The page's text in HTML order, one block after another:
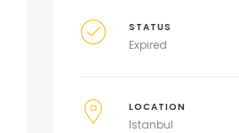
STATUS
Expired
LOCATION
Istanbul